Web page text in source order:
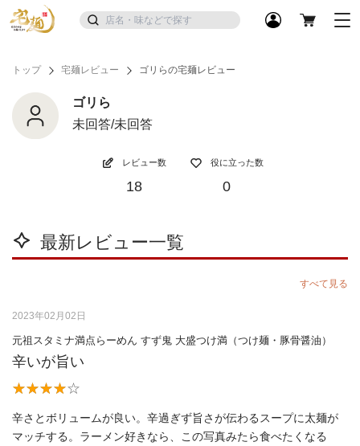
トップ 宅麺レビュー ゴリらの宅麺レビュー
ゴリら
未回答/未回答
レビュー数
18
役に立った数
0
最新レビュー一覧
すべて見る
2023年02月02日
元祖スタミナ満点らーめん すず鬼 大盛つけ満（つけ麺・豚骨醤油）
辛いが旨い
辛さとボリュームが良い。辛過ぎず旨さが伝わるスープに太麺が
マッチする。ラーメン好きなら、この写真みたら食べたくなる